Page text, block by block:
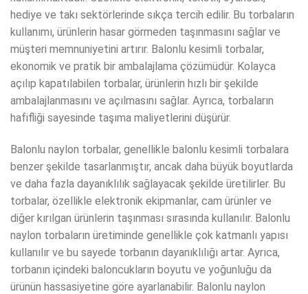
hediye ve takı sektörlerinde sıkça tercih edilir. Bu torbaların
kullanımı, ürünlerin hasar görmeden taşınmasını sağlar ve
müşteri memnuniyetini artırır. Balonlu kesimli torbalar,
ekonomik ve pratik bir ambalajlama çözümüdür. Kolayca
açılıp kapatılabilen torbalar, ürünlerin hızlı bir şekilde
ambalajlanmasını ve açılmasını sağlar. Ayrıca, torbaların
hafifliği sayesinde taşıma maliyetlerini düşürür.
Balonlu naylon torbalar, genellikle balonlu kesimli torbalara
benzer şekilde tasarlanmıştır, ancak daha büyük boyutlarda
ve daha fazla dayanıklılık sağlayacak şekilde üretilirler. Bu
torbalar, özellikle elektronik ekipmanlar, cam ürünler ve
diğer kırılgan ürünlerin taşınması sırasında kullanılır. Balonlu
naylon torbaların üretiminde genellikle çok katmanlı yapısı
kullanılır ve bu sayede torbanın dayanıklılığı artar. Ayrıca,
torbanın içindeki baloncukların boyutu ve yoğunluğu da
ürünün hassasiyetine göre ayarlanabilir. Balonlu naylon